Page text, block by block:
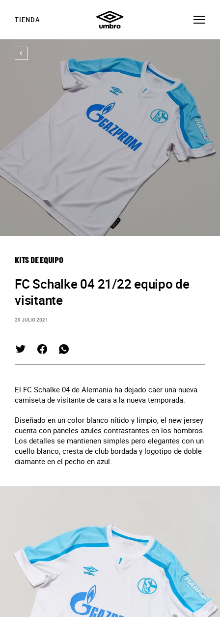
TIENDA
KITS DE EQUIPO
FC Schalke 04 21/22 equipo de
visitante
29 JULIO 2021
El FC Schalke 04 de Alemania ha dejado caer una nueva
camiseta de visitante de cara a la nueva temporada.
Diseñado en un color blanco nítido y limpio, el new jersey
cuenta con paneles azules contrastantes en los hombros.
Los detalles se mantienen simples pero elegantes con un
cuello blanco, cresta de club bordada y logotipo de doble
diamante en el pecho en azul.